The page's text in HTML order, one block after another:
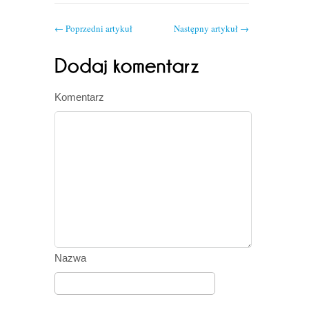
← Poprzedni artykuł Następny artykuł →
Komentarz
Nazwa